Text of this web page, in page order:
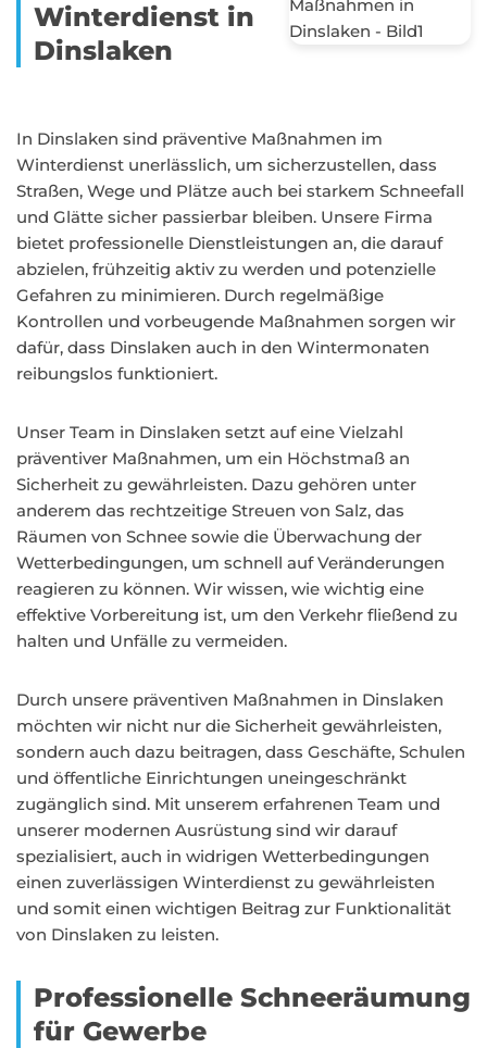
Winterdienst in
Dinslaken
In Dinslaken sind präventive Maßnahmen im
Winterdienst unerlässlich, um sicherzustellen, dass
Straßen, Wege und Plätze auch bei starkem Schneefall
und Glätte sicher passierbar bleiben. Unsere Firma
bietet professionelle Dienstleistungen an, die darauf
abzielen, frühzeitig aktiv zu werden und potenzielle
Gefahren zu minimieren. Durch regelmäßige
Kontrollen und vorbeugende Maßnahmen sorgen wir
dafür, dass Dinslaken auch in den Wintermonaten
reibungslos funktioniert.
Unser Team in Dinslaken setzt auf eine Vielzahl
präventiver Maßnahmen, um ein Höchstmaß an
Sicherheit zu gewährleisten. Dazu gehören unter
anderem das rechtzeitige Streuen von Salz, das
Räumen von Schnee sowie die Überwachung der
Wetterbedingungen, um schnell auf Veränderungen
reagieren zu können. Wir wissen, wie wichtig eine
effektive Vorbereitung ist, um den Verkehr fließend zu
halten und Unfälle zu vermeiden.
Durch unsere präventiven Maßnahmen in Dinslaken
möchten wir nicht nur die Sicherheit gewährleisten,
sondern auch dazu beitragen, dass Geschäfte, Schulen
und öffentliche Einrichtungen uneingeschränkt
zugänglich sind. Mit unserem erfahrenen Team und
unserer modernen Ausrüstung sind wir darauf
spezialisiert, auch in widrigen Wetterbedingungen
einen zuverlässigen Winterdienst zu gewährleisten
und somit einen wichtigen Beitrag zur Funktionalität
von Dinslaken zu leisten.
Professionelle Schneeräumung
für Gewerbe